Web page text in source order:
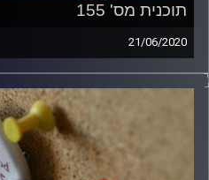
תוכנית מס' 155
21/06/2020
קלאסיקות רוק עם אורן הוף.
włodi